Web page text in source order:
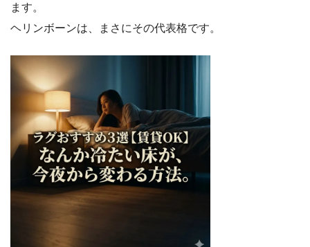
ます。
ヘリンボーンは、まさにその代表格です。